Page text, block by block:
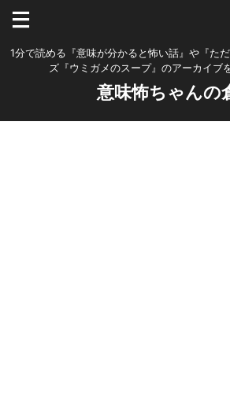
1分で読める『意味が分かると怖い話』や『た
ズ『ウミガメのスープ』のアーカイブ
意味怖ちゃんの